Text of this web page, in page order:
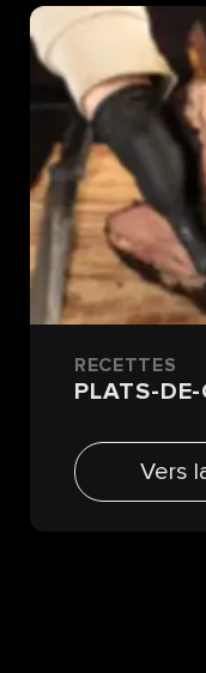
RECETTES
PLATS-
Vers